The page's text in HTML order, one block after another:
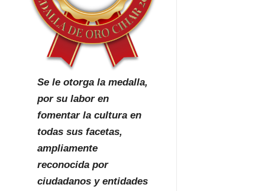
Se le otorga la medalla,
por su labor en
fomentar la cultura en
todas sus facetas,
ampliamente
reconocida por
ciudadanos y entidades